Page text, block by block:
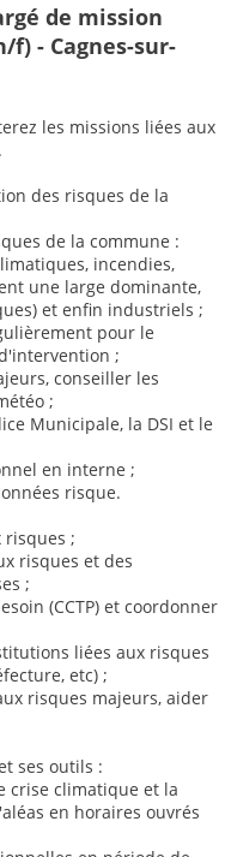
de mission
- Cagnes-sur-
les missions liées aux
des risques de la
de la commune :
incendies,
une large dominante,
et enfin industriels ;
pour le
;
conseiller les
;
Municipale, la DSI et le
en interne ;
risque.
risques ;
risques et des
;
(CCTP) et coordonner
liées aux risques
etc) ;
risques majeurs, aider
ses outils :
crise climatique et la
en horaires ouvrés